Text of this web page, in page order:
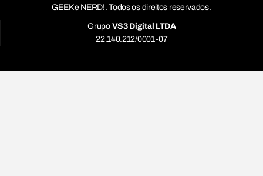
GEEK e NERD!. Todos os direitos reservados.
Grupo VS3 Digital LTDA
22.140.212/0001-07